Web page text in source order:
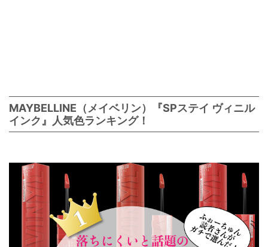
MAYBELLINE（メイベリン）『SPステイ ヴィニル
インク』人気色ランキング！